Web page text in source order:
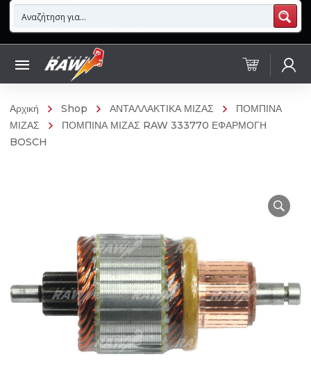
Αρχική Shop ΑΝΤΑΛΛΑΚΤΙΚΑ ΜΙΖΑΣ
ΠΟΜΠΙΝΑ
ΜΙΖΑΣ
ΠΟΜΠΙΝΑ ΜΙΖΑΣ RAW 333770 ΕΦΑΡΜΟΓΗ
BOSCH